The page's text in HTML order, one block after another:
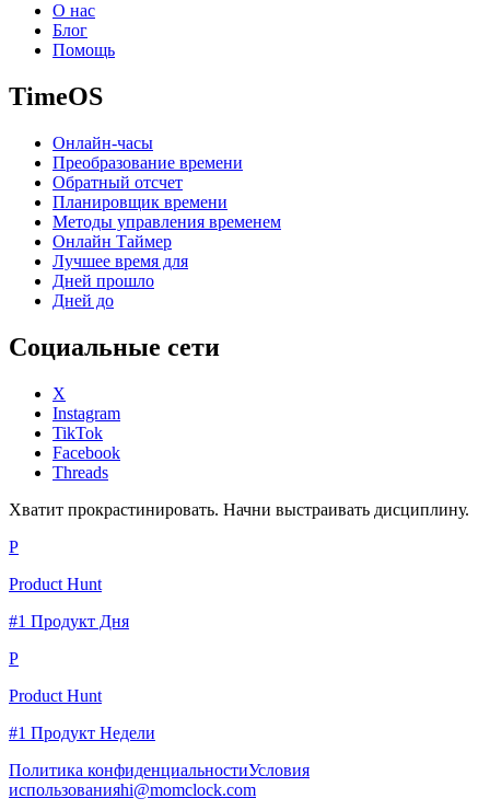
О нас
Блог
Помощь
TimeOS
Онлайн-часы
Преобразование времени
Обратный отсчет
Планировщик времени
Методы управления временем
Онлайн Таймер
Лучшее время для
Дней прошло
Дней до
Социальные сети
X
Instagram
TikTok
Facebook
Threads
Хватит прокрастинировать. Начни выстраивать дисциплину.
P
Product Hunt
#1 Продукт Дня
P
Product Hunt
#1 Продукт Недели
Политика конфиденциальностиУсловия
использованияhi@momclock.com